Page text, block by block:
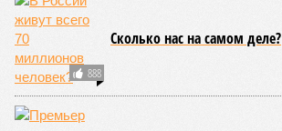
888
Сколько нас на самом деле?